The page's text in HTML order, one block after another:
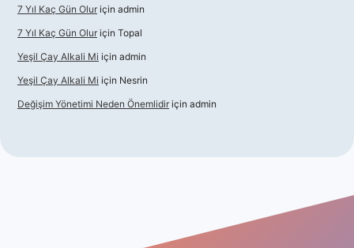
7 Yıl Kaç Gün Olur için admin
7 Yıl Kaç Gün Olur için Topal
Yeşil Çay Alkali Mi için admin
Yeşil Çay Alkali Mi için Nesrin
Değişim Yönetimi Neden Önemlidir için admin